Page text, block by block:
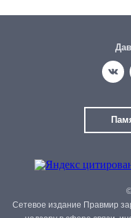
Сетевое издание Правмир